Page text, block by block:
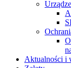
Aktualności i